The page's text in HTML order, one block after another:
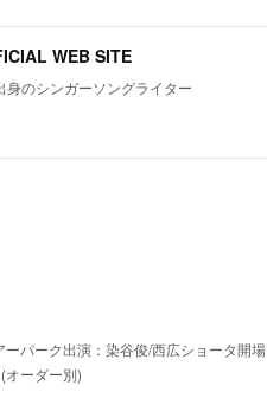
WEB SITE
身のシンガーソングライター
ーパーク出演：染谷俊/西広ショータ開
ーダー別)